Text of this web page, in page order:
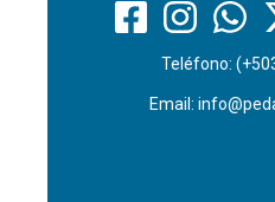
Teléfono:
Email: